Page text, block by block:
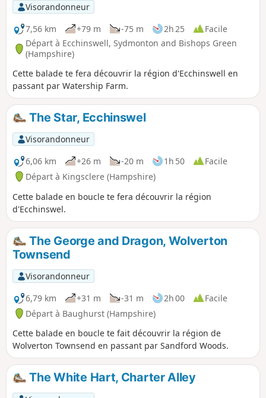
Visorandonneur
7,56 km
+79 m -75 m 2h 25
Facile
Départ à Ecchinswell, Sydmonton and Bishops Green
(Hampshire)
Cette balade te fera découvrir la région d'Ecchinswell en
passant par Watership Farm.
The Star, Ecchinswel
Visorandonneur
6,06 km
+26 m -20 m 1h 50
Facile
Départ à Kingsclere (Hampshire)
Cette balade en boucle te fera découvrir la région
d'Ecchinswel.
The George and Dragon, Wolverton
Townsend
Visorandonneur
6,79 km
+31 m -31 m 2h 00
Facile
Départ à Baughurst (Hampshire)
Cette balade en boucle te fait découvrir la région de
Wolverton Townsend en passant par Sandford Woods.
The White Hart, Charter Alley